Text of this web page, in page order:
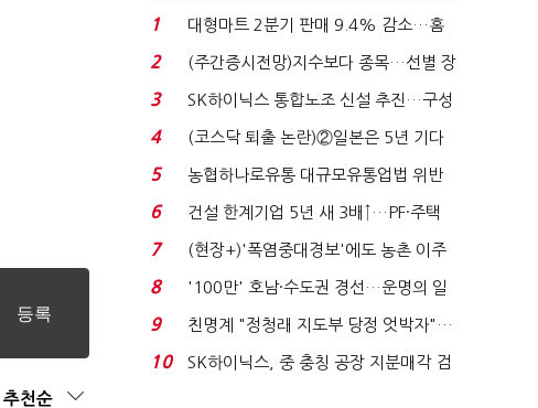
추천순
1
대형마트 2분기 판매 9.4% 감소…홈
플러스 사태 여파...
2
(주간증시전망)지수보다 종목…선별 장
세 이어진다...
3
SK하이닉스 통합노조 신설 추진…구성
원 간 성과급 불...
4
(코스닥 퇴출 논란)②일본은 5년 기다
려주는데 우리는 ...
5
농협하나로유통 대규모유통업법 위반
적발…공정위, 과...
6
건설 한계기업 5년 새 3배↑…PF·주택
침체에 재무 ...
7
(현장+)'폭염중대경보'에도 농촌 이주
노동자는 강행군…'야...
8
'100만' 호남·수도권 경선…운명의 일
주일
9
친명계 "정청래 지도부 당정 엇박자"…
친청계 "신천지 오...
10
SK하이닉스, 중 충칭 공장 지분매각 검